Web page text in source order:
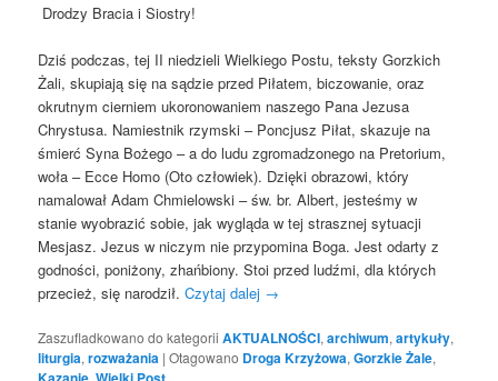
Drodzy Bracia i Siostry!
Dziś podczas, tej II niedzieli Wielkiego Postu, teksty Gorzkich
Żali, skupiają się na sądzie przed Piłatem, biczowanie, oraz
okrutnym cierniem ukoronowaniem naszego Pana Jezusa
Chrystusa. Namiestnik rzymski – Poncjusz Piłat, skazuje na
śmierć Syna Bożego – a do ludu zgromadzonego na Pretorium,
woła – Ecce Homo (Oto człowiek). Dzięki obrazowi, który
namalował Adam Chmielowski – św. br. Albert, jesteśmy w
stanie wyobrazić sobie, jak wygląda w tej strasznej sytuacji
Mesjasz. Jezus w niczym nie przypomina Boga. Jest odarty z
godności, poniżony, zhańbiony. Stoi przed ludźmi, dla których
przecież, się narodził.Czytaj dalej →
Zaszufladkowano do kategorii AKTUALNOŚCI,archiwum,artykuły,
liturgia,rozważania |Otagowano Droga Krzyżowa,Gorzkie Żale,
,